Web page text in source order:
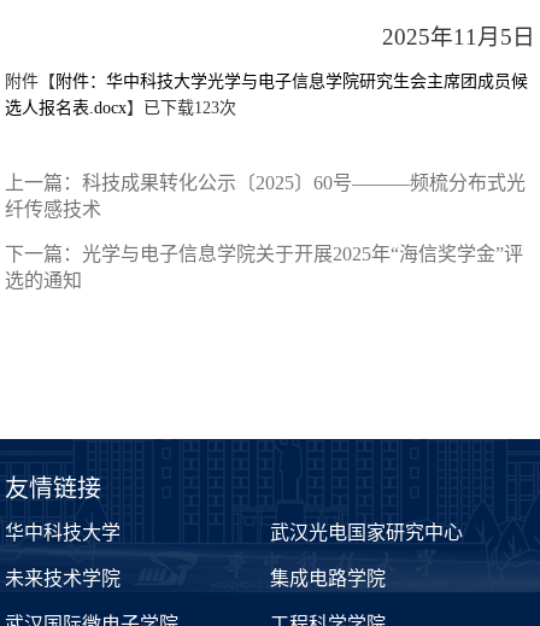
2025年11月5日
附件【 附件：华中科技大学光学与电子信息学院研究生会主席团成员候
选人报名表.docx】已下载123次
上一篇：科技成果转化公示〔2025〕60号———频梳分布式光
纤传感技术
下一篇： 光学与电子信息学院关于开展2025年“海信奖学金”评
选的通知
友情链接
华中科技大学 武汉光电国家研究中心
未来技术学院 集成电路学院